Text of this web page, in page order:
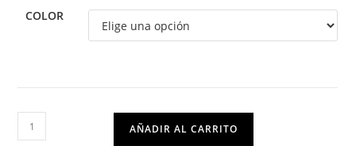
COLOR
AÑADIR AL CARRITO